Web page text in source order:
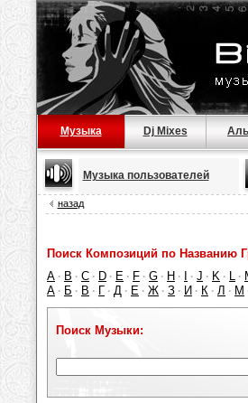
Музыка Dj Mixes
Музыка пользователей
назад
Поиск Композиций по Названию
A · B · C · D · E · F · G · H · · J · K · L ·
А · Б · В · Г · Д · Е · Ж · З · И · К · Л · М
Поиск Музыки: